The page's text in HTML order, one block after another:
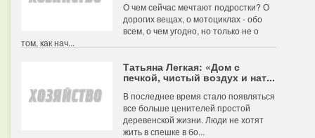
О чем сейчас мечтают подростки? О
дорогих вещах, о мотоциклах - обо
всем, о чем угодно, но только не о
том, как нач...
Татьяна Легкая: «Дом с
печкой, чистый воздух и нат...
В последнее время стало появляться
все больше ценителей простой
деревенской жизни. Люди не хотят
жить в спешке в бо...